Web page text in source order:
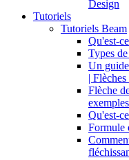
Design
Tutoriels
Tutoriels Beam
Qu'est-
Types
Un
|
Flèche
exemples
Qu'est-
Formule